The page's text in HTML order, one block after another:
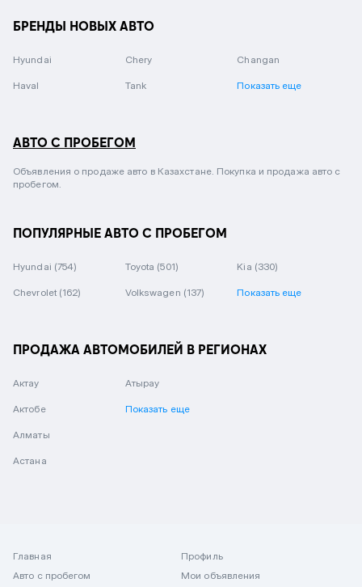
БРЕНДЫ НОВЫХ АВТО
Hyundai Chery Changan
Haval Tank Показать еще
АВТО С ПРОБЕГОМ
Объявления о продаже авто в Казахстане. Покупка и продажа авто с
пробегом.
ПОПУЛЯРНЫЕ АВТО С ПРОБЕГОМ
Hyundai (754) Toyota (501) Kia (330)
Chevrolet (162) Volkswagen (137) Показать еще
ПРОДАЖА АВТОМОБИЛЕЙ В РЕГИОНАХ
Актау
Актобе
Алматы
Астана
Атырау
Показать еще
Главная
Авто с пробегом
Профиль
Мои объявления